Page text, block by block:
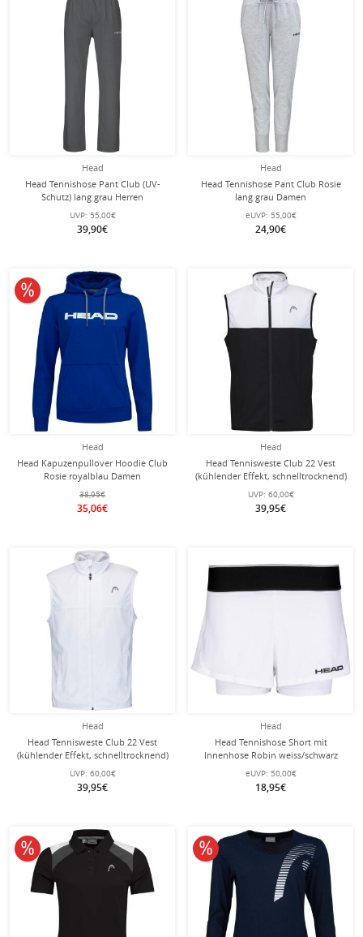
Head
Head Tennishose Pant Club (UV-
Schutz) lang grau Herren
UVP: 55,00€
39,90€
Head
Head Tennishose Pant Club Rosie
lang grau Damen
eUVP: 55,00€
24,90€
Head
Head Kapuzenpullover Hoodie Club
Rosie royalblau Damen
38,95€
35,06€
10% reduziert
Head
Head Tennisweste Club 22 Vest
(kühlender Effekt, schnelltrocknend)
schwarz Herren
UVP: 60,00€
39,95€
Head
Head Tennisweste Club 22 Vest
(kühlender Effekt, schnelltrocknend)
weiss Herren
UVP: 60,00€
39,95€
Head
Head Tennishose Short mit
Innenhose Robin weiss/schwarz
Damen
eUVP: 50,00€
18,95€
10% reduziert 10% reduziert